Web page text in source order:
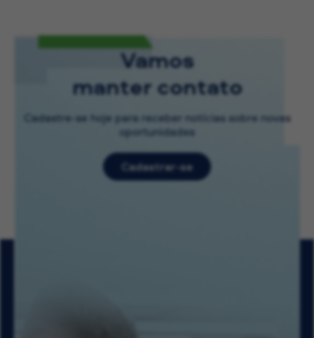
Vamos
manter contato
Cadastre-se hoje para receber notícias sobre novas
oportunidades
Cadastrar-se